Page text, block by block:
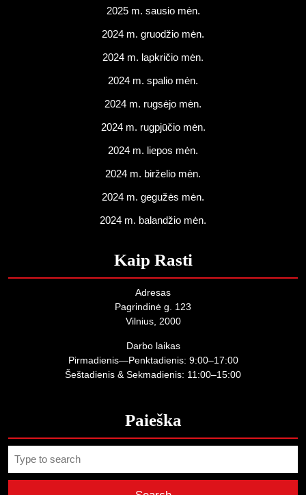
2025 m. sausio mėn.
2024 m. gruodžio mėn.
2024 m. lapkričio mėn.
2024 m. spalio mėn.
2024 m. rugsėjo mėn.
2024 m. rugpjūčio mėn.
2024 m. liepos mėn.
2024 m. birželio mėn.
2024 m. gegužės mėn.
2024 m. balandžio mėn.
Kaip Rasti
Adresas
Pagrindinė g. 123
Vilnius, 2000
Darbo laikas
Pirmadienis—Penktadienis: 9:00–17:00
Šeštadienis & Sekmadienis: 11:00–15:00
Paieška
for: